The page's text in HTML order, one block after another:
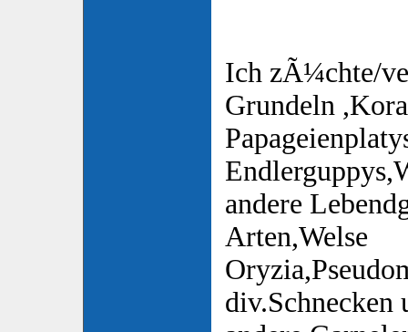
Ich zÃ¼chte/
Grundeln
andere
Arten,Welse
div.Schnecken